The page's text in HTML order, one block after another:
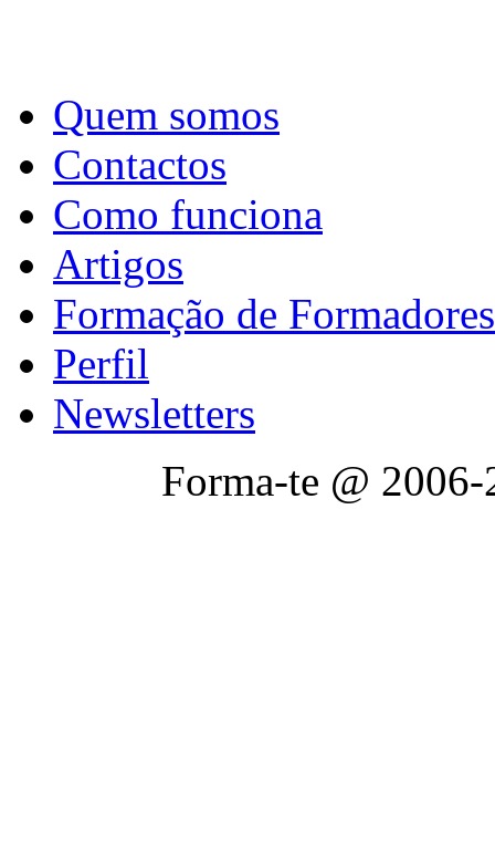
Quem somos
Contactos
Como funciona
Artigos
Formação de Formadores
Perfil
Newsletters
Forma-te @